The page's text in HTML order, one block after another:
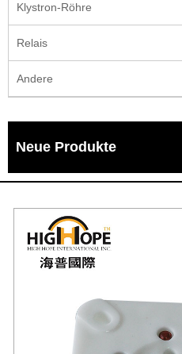
Klystron-Röhre
Relais
Andere
Neue Produkte